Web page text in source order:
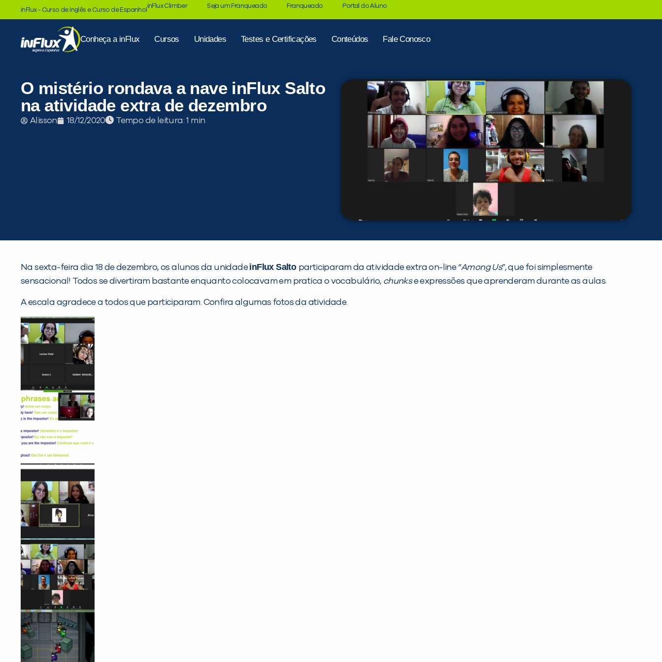
inFlux - Curso de Inglês e Curso de Espanhol
inFlux Climber Seja um Franqueado Franqueado Portal do Aluno
Conheça a inFlux Cursos Unidades Testes e Certificações Conteúdos Fale Conosco
O mistério rondava a nave inFlux Salto
na atividade extra de dezembro
Alisson 18/12/2020 Tempo de leitura:
Na sexta-feira dia 18 de dezembro, os alunos da unidadeinFlux Salto participaram da atividade extra on-line “Among Us”, que foi simplesmente
sensacional! Todos se divertiram bastante enquanto colocavam em pratica o vocabulário, chunkse expressões que aprenderam durante as aulas.
A escala agradece a todos que participaram. Confira algumas fotos da atividade.